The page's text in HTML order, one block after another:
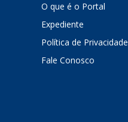
O que é o Portal
Expediente
Política de Privacidade
Fale Conosco